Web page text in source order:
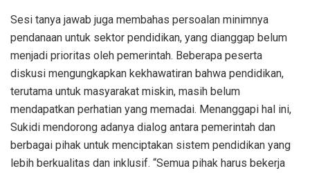
Sesi tanya jawab juga membahas persoalan minimnya
pendanaan untuk sektor pendidikan, yang dianggap belum
menjadi prioritas oleh pemerintah. Beberapa peserta
diskusi mengungkapkan kekhawatiran bahwa pendidikan,
terutama untuk masyarakat miskin, masih belum
mendapatkan perhatian yang memadai. Menanggapi hal ini,
Sukidi mendorong adanya dialog antara pemerintah dan
berbagai pihak untuk menciptakan sistem pendidikan yang
lebih berkualitas dan inklusif. “Semua pihak harus bekerja